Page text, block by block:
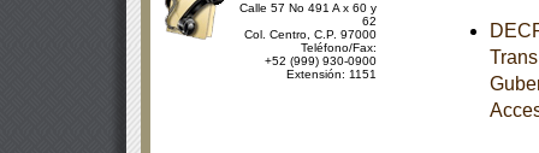
Calle 57 No 491 A x 60 y
62
Col. Centro, C.P. 97000
Teléfono/Fax:
+52 (999) 930-0900
Extensión: 1151